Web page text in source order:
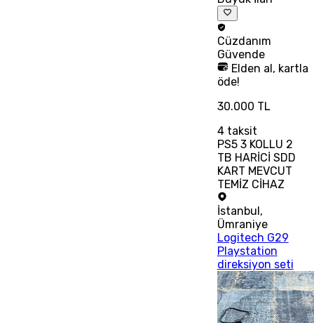
Cüzdanım
Güvende
Elden al, kartla
öde!
30.000 TL
4taksit
PS5 3 KOLLU 2
TB HARİCİ SDD
KART MEVCUT
TEMİZ CİHAZ
İstanbul ,
Ümraniye
Logitech G29
Playstation
direksiyon seti